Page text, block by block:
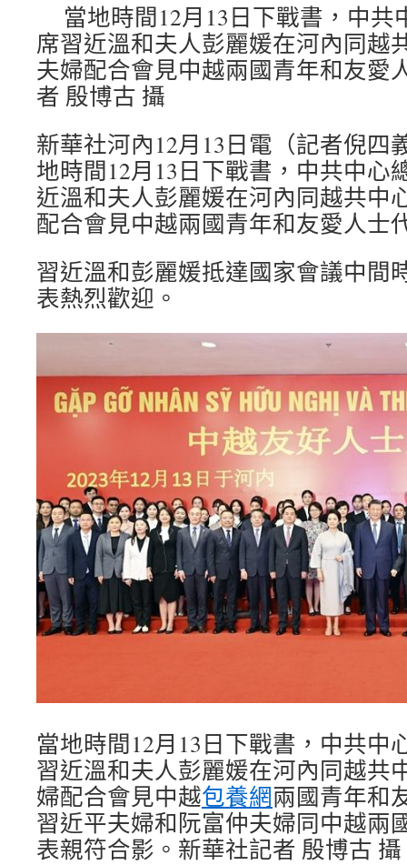
當地時間12月13日下戰書，中共
席習近溫和夫人彭麗媛在河內同越
夫婦配合會見中越兩國青年和友愛
者 殷博古 攝
新華社河內12月13日電（記者倪
地時間12月13日下戰書，中共中心
近溫和夫人彭麗媛在河內同越共中
配合會見中越兩國青年和友愛人士
習近溫和彭麗媛抵達國家會議中間
表熱烈歡迎。
當地時間12月13日下戰書，中共中
習近溫和夫人彭麗媛在河內同越共
婦配合會見中越包養網兩國青年和
習近平夫婦和阮富仲夫婦同中越兩
表親符合影。新華社記者 殷博古 攝